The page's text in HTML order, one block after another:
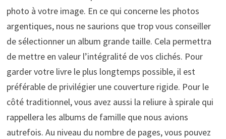
photo à votre image. En ce qui concerne les photos
argentiques, nous ne saurions que trop vous conseiller
de sélectionner un album grande taille. Cela permettra
de mettre en valeur l’intégralité de vos clichés. Pour
garder votre livre le plus longtemps possible, il est
préférable de privilégier une couverture rigide. Pour le
côté traditionnel, vous avez aussi la reliure à spirale qui
rappellera les albums de famille que nous avions
autrefois. Au niveau du nombre de pages, vous pouvez